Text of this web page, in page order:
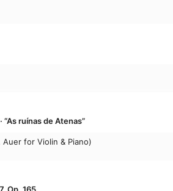
“As ruínas de Atenas”
for Violin & Piano)